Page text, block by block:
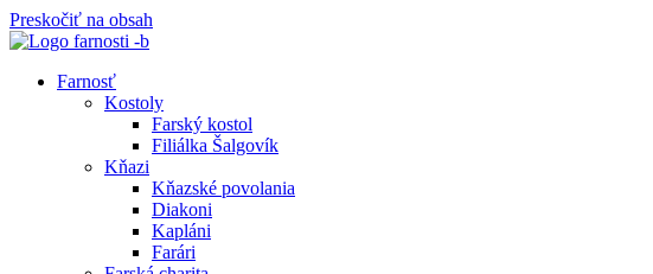
Preskočiť na obsah
Farnosť
Kostoly
Farský kostol
Filiálka Šalgovík
Kňazi
Kňazské povolania
Diakoni
Kapláni
Farári